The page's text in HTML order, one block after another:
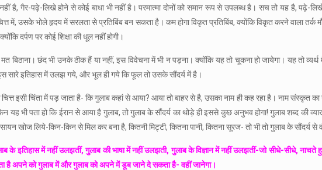
है, गैर-पढ़े-लिखे होने से कोई बाधा भी नहीं है। परमात्मा दोनों को समान रूप से उपलब्‍ध है। सच तो यह है, पढ़े-
चित्त में, उसके भोले हृदय में सरलता से प्रतिबिंब बन सकता है। कम होगा विकृत प्रतिबिंब, क्योंकि विकृत करने वाला
दर्पण पर कोई शिक्षा की धूल नहीं होगी।
मत बिठाना। छंद भी उनके ठीक हैं या नहीं, इस विवेचना में भी न पड़ना। क्योंकि यह तो चूकना हो जायेगा। यह
इतिहास में उलझ गये, और भूल ही गये कि फूल तो उसके सौंदर्य में है।
इसी चिंता में पड़ जाता है- कि गुलाब कहां से आया? आया तो बाहर से है, उसका नाम ही कह रहा है। नाम संस्कृत
यह भी पता हो कि ईरान से आया है गुलाब, तो गुलाब के सौंदर्य का थोड़े ही इससे कुछ अनुभव होगा! गुलाब शब्द की
खोज लिये-किन-किन से मिल कर बना है, कितनी मिट्टी, कितना पानी, कितना सूरज- तो भी तो गुलाब के
के इतिहास में नहीं उलझतीं, गुलाब की भाषा में नहीं उलझती, गुलाब के विज्ञान में नहीं उलझतीं-जो सीधे-सीधे,
है अपने को गुलाब में और गुलाब को अपने में डूब जाने दे सकता है- वहीं जानेगा।